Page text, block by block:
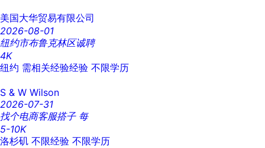
美国大华贸易有限公司
2026-08-01
纽约市布鲁克林区诚聘
4K
纽约 需相关经验经验 不限学历
S & W Wilson
2026-07-31
找个电商客服搭子 每
5-10K
洛杉矶 不限经验 不限学历